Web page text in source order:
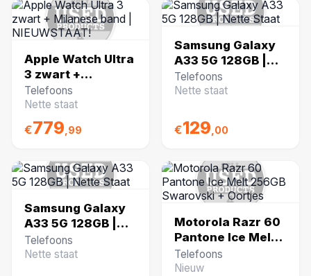
Apple Watch Ultra
3 zwart +
Milanese band |
NIEUWSTAAT!
Telefoons
Nette staat
€779 ,99
Samsung Galaxy
A33 5G 128GB |
Nette Staat
Telefoons
Nette staat
€129 ,00
Samsung Galaxy
A33 5G 128GB |
Nette Staat
Telefoons
Nette staat
Motorola Razr 60
Pantone Ice Melt
256GB Swarovski
+ Oortjes
Telefoons
Nieuw